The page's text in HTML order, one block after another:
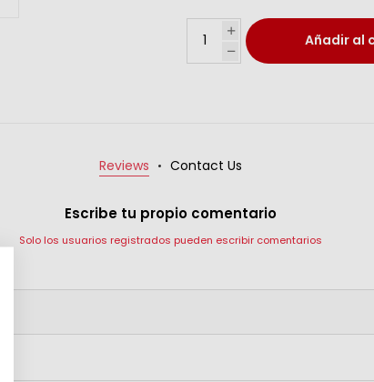
Añadir al
Reviews Contact Us
Escribe tu propio comentario
Solo los usuarios registrados pueden escribir comentarios